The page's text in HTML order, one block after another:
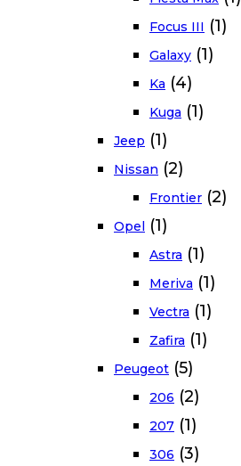
Focus III (1)
Galaxy (1)
Ka (4)
Kuga (1)
Jeep (1)
Nissan (2)
Frontier (2)
Opel (1)
Astra (1)
Meriva (1)
Vectra (1)
Zafira (1)
Peugeot (5)
206 (2)
207 (1)
306 (3)